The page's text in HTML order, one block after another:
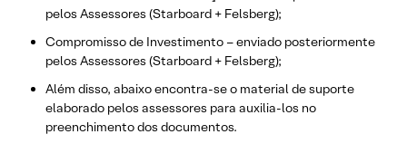
pelos Assessores (Starboard + Felsberg);
Compromisso de Investimento – enviado posteriormente
pelos Assessores (Starboard + Felsberg);
Além disso, abaixo encontra-se o material de suporte
elaborado pelos assessores para auxilia-los no
preenchimento dos documentos.